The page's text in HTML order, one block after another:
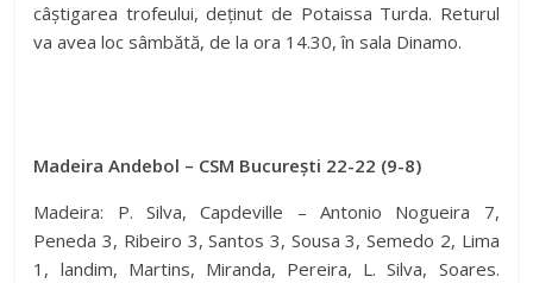
câștigarea trofeului, deținut de Potaissa Turda. Returul
va avea loc sâmbătă, de la ora 14.30, în sala Dinamo.
Madeira Andebol – CSM București 22-22 (9-8)
Madeira: P. Silva, Capdeville – Antonio Nogueira 7,
Peneda 3, Ribeiro 3, Santos 3, Sousa 3, Semedo 2, Lima
1, landim, Martins, Miranda, Pereira, L. Silva, Soares.